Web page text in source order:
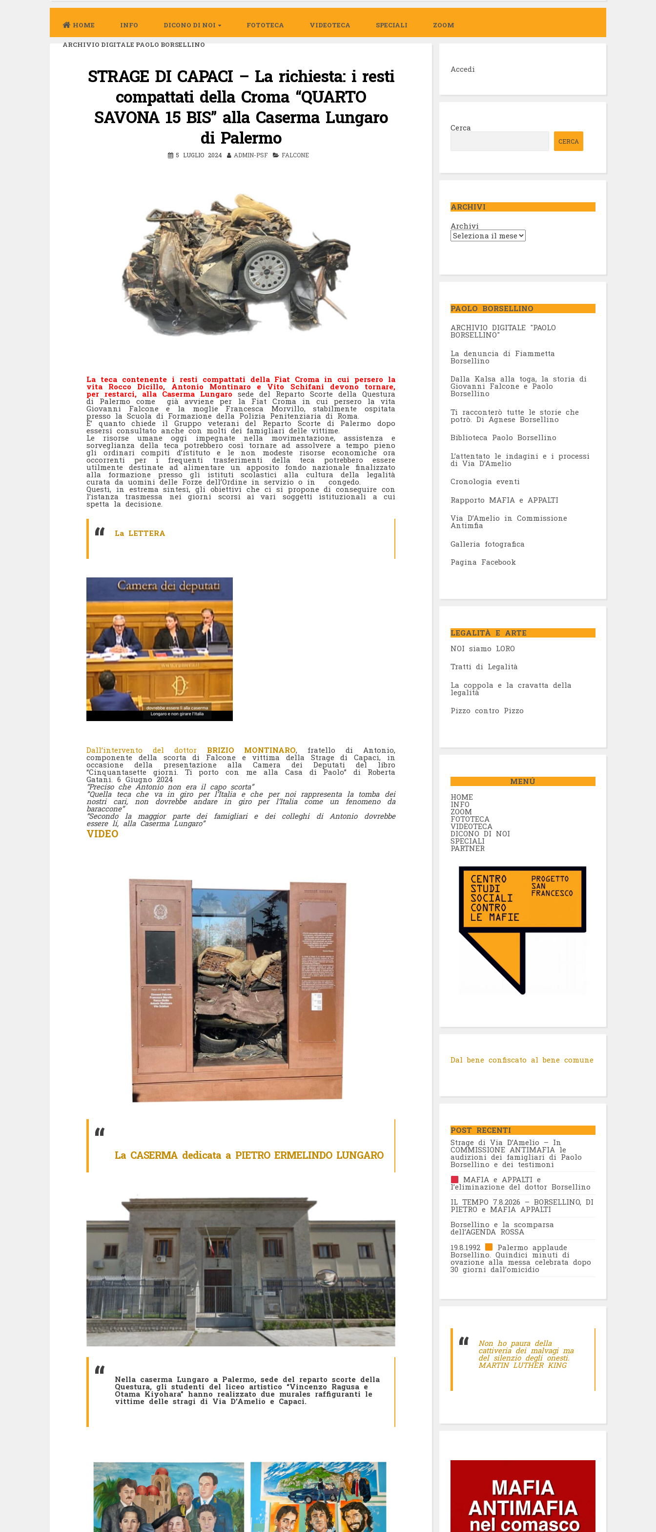
HOME INFO DICONO DI NOI FOTOTECA VIDEOTECA SPECIALI ZOOM
ARCHIVIO DIGITALE PAOLO BORSELLINO
STRAGE DI CAPACI – La richiesta: i resti
compattati della Croma “QUARTO
SAVONA 15 BIS” alla Caserma Lungaro
di Palermo
5 LUGLIO 2024 ADMIN-PSF FALCONE
La teca contenente i resti compattati della Fiat Croma in cui persero la
vita Rocco Dicillo, Antonio Montinaro e Vito Schifani devono tornare,
per restarci, alla Caserma Lungaro sede del Reparto Scorte della Questura
di Palermo come già avviene per la Fiat Croma in cui persero la vita
Giovanni Falcone e la moglie Francesca Morvillo, stabilmente ospitata
presso la Scuola di Formazione della Polizia Penitenziaria di Roma.
E’ quanto chiede il Gruppo veterani del Reparto Scorte di Palermo dopo
essersi consultato anche con molti dei famigliari delle vittime.
Le risorse umane oggi impegnate nella movimentazione, assistenza e
sorveglianza della teca potrebbero così tornare ad assolvere a tempo pieno
gli ordinari compiti d’istituto e le non modeste risorse economiche ora
occorrenti per i frequenti trasferimenti della teca potrebbero essere
utilmente destinate ad alimentare un apposito fondo nazionale finalizzato
alla formazione presso gli istituti scolastici alla cultura della legalità
curata da uomini delle Forze dell’Ordine in servizio o in congedo.
Questi, in estrema sintesi, gli obiettivi che ci si propone di conseguire con
l’istanza trasmessa nei giorni scorsi ai vari soggetti istituzionali a cui
spetta la decisione.
La LETTERA
Dall’intervento del dottor BRIZIO MONTINARO, fratello di Antonio,
componente della scorta di Falcone e vittima della Strage di Capaci, in
occasione della presentazione alla Camera dei Deputati del libro
“Cinquantasette giorni. Ti porto con me alla Casa di Paolo” di Roberta
Gatani. 6 Giugno 2024
“Preciso che Antonio non era il capo scorta”
”Quella teca che va in giro per l’Italia e che per noi rappresenta la tomba dei
nostri cari, non dovrebbe andare in giro per l’Italia come un fenomeno da
baraccone”
“Secondo la maggior parte dei famigliari e dei colleghi di Antonio dovrebbe
essere lí, alla Caserma Lungaro”
VIDEO
La CASERMA dedicata a PIETRO ERMELINDO LUNGARO
Nella caserma Lungaro a Palermo, sede del reparto scorte della
Questura, gli studenti del liceo artistico “Vincenzo Ragusa e
Otama Kiyohara” hanno realizzato due murales raffiguranti le
vittime delle stragi di Via D’Amelio e Capaci.
Accedi
Cerca
CERCA
ARCHIVI
Archivi
PAOLO BORSELLINO
ARCHIVIO DIGITALE "PAOLO
BORSELLINO"
La denuncia di Fiammetta
Borsellino
Dalla Kalsa alla toga, la storia di
Giovanni Falcone e Paolo
Borsellino
Ti racconterò tutte le storie che
potrò. Di Agnese Borsellino
Biblioteca Paolo Borsellino
L’attentato le indagini e i processi
di Via D’Amelio
Cronologia eventi
Rapporto MAFIA e APPALTI
Via D’Amelio in Commissione
Antimfia
Galleria fotografica
Pagina Facebook
LEGALITÀ E ARTE
NOI siamo LORO
Tratti di Legalità
La coppola e la cravatta della
legalità
Pizzo contro Pizzo
MENÚ
HOME
INFO
ZOOM
FOTOTECA
VIDEOTECA
DICONO DI NOI
SPECIALI
PARTNER
Dal bene confiscato al bene comune
POST RECENTI
Strage di Via D’Amelio – In
COMMISSIONE ANTIMAFIA le
audizioni dei famigliari di Paolo
Borsellino e dei testimoni
MAFIA e APPALTI e
l’eliminazione del dottor Borsellino
IL TEMPO 7.8.2026 – BORSELLINO, DI
PIETRO e MAFIA APPALTI
Borsellino e la scomparsa
dell’AGENDA ROSSA
19.8.1992
Palermo applaude
Borsellino. Quindici minuti di
ovazione alla messa celebrata dopo
30 giorni dall’omicidio
Non ho paura della
cattiveria dei malvagi ma
del silenzio degli onesti.
MARTIN LUTHER KING